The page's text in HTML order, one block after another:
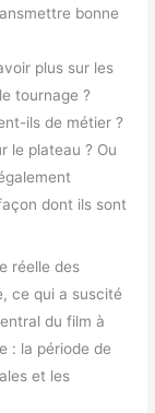
bonne
plus sur les
tournage ?
ils de métier ?
le plateau ? Ou
dont ils sont
réelle des
ce qui a suscité
du film à
: la période de
et les